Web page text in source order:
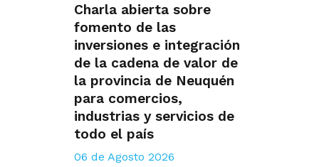
Charla abierta sobre
fomento de las
inversiones e integración
de la cadena de valor de
la provincia de Neuquén
para comercios,
industrias y servicios de
todo el país
06 de Agosto 2026